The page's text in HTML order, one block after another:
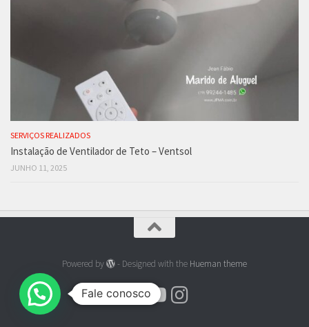
SERVIÇOS REALIZADOS
Instalação de Ventilador de Teto – Ventsol
JUNHO 11, 2025
Powered by - Designed with the Hueman theme
Fale conosco